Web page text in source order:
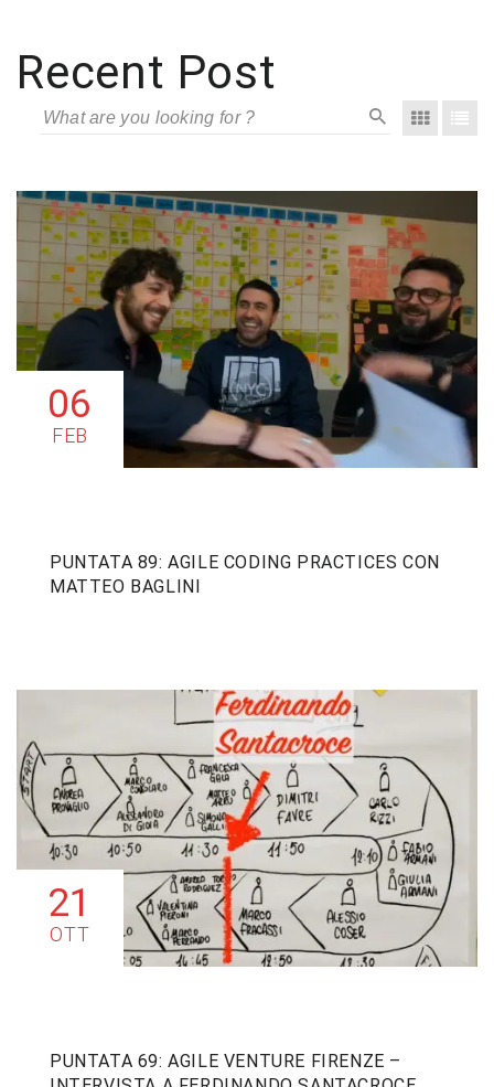
Recent Post
06
FEB
PUNTATA 89: AGILE CODING PRACTICES CON
MATTEO BAGLINI
21
OTT
PUNTATA 69: AGILE VENTURE FIRENZE –